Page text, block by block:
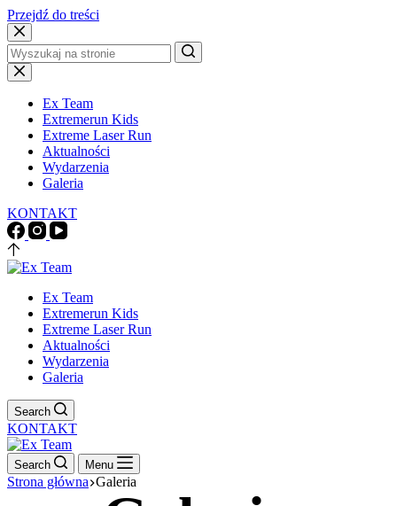
Przejdź do treści
Brak
wyników
Ex Team
Extremerun Kids
Extreme Laser Run
Aktualności
Wydarzenia
Galeria
KONTAKT
Ex Team
Extremerun Kids
Extreme Laser Run
Aktualności
Wydarzenia
Galeria
Search
KONTAKT
Search Menu
Strona główna Galeria